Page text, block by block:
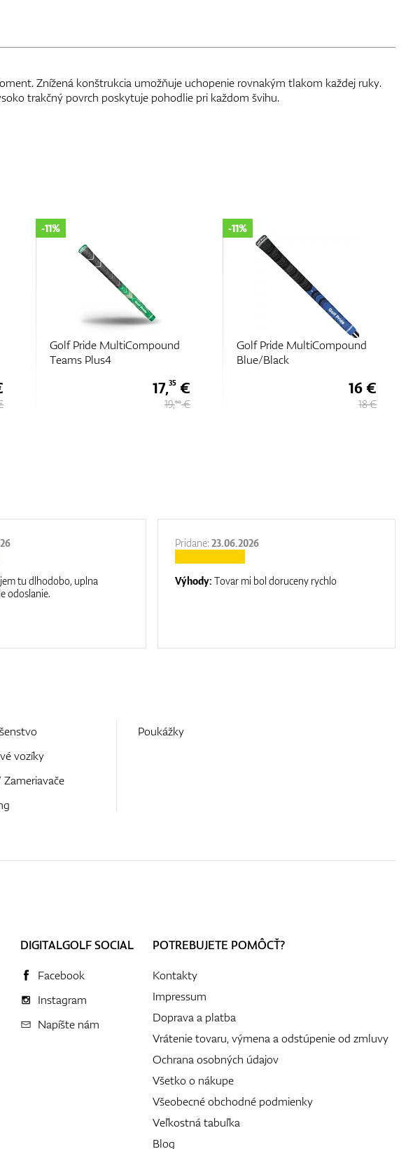
trakčný povrch poskytuje pohodlie pri každom švihu.
Golf Pride MultiCompound
Blue/Black
-11%
16 €
18 €
Golf Pride MultiCompound
Teams Plus4
-11%
17,35 €
19,50€
tu dlhodobo, uplna
odoslanie.
Pridane:23.06.2026
Výhody:Tovar mi bol doruceny rychlo
vozíky
Zameriavače
Poukážky
DIGITALGOLF SOCIAL
Facebook
Instagram
Napíšte nám
POTREBUJETE POMÔCŤ?
Kontakty
Impressum
Doprava a platba
Vrátenie tovaru, výmena a odstúpenie od zmluvy
Ochrana osobných údajov
Všetko o nákupe
Všeobecné obchodné podmienky
Veľkostná tabuľka
Blog